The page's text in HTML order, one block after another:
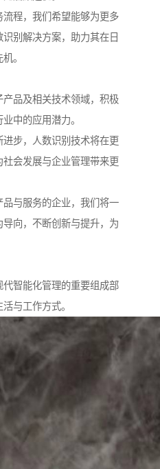
程，我们希望能够为更多
别解决方案，助力其在日
。
品及相关技术领域，积极
中的应用潜力。
步，人数识别技术将在更
会发展与企业管理带来更
与服务的企业，我们将一
向，不断创新与提升，为
智能化管理的重要组成部
与工作方式。